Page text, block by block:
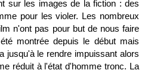
sur les images de la fiction : des
pour les violer. Les nombreux
n'ont pas pour but de nous faire
montrée depuis le début mais
jusqu'à le rendre impuissant alors
réduit à l'état d'homme tronc. La